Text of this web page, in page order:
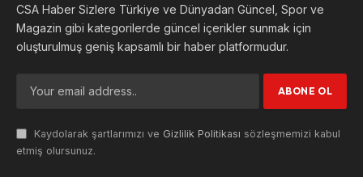
CSA Haber Sizlere Türkiye ve Dünyadan Güncel, Spor ve
Magazin gibi kategorilerde güncel içerikler sunmak için
oluşturulmuş geniş kapsamlı bir haber platformudur.
Kaydolarak şartlarımızı ve Gizlilik Politikası sözleşmemizi kabul
etmiş olursunuz.